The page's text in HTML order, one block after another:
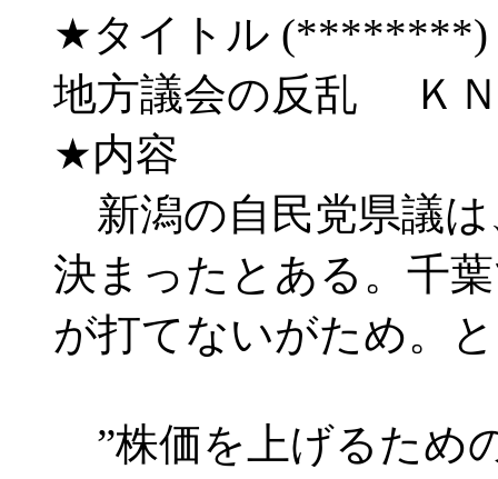
★タイトル (********)
地方議会の反乱 Ｋ
★内容
新潟の自民党県議は
決まったとある。千
が打てないがため。
”株価を上げるため